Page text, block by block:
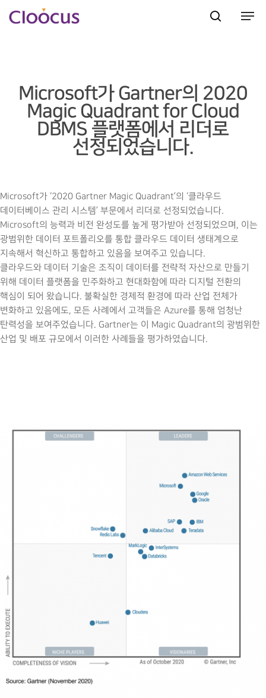
Microsoft가 Gartner의 2020
Magic Quadrant for Cloud
DBMS 플랫폼에서 리더로
선정되었습니다.
Microsoft가 ‘2020 Gartner Magic Quadrant’의 ‘클라우드
데이터베이스 관리 시스템’ 부문에서 리더로 선정되었습니다.
Microsoft의 능력과 비전 완성도를 높게 평가받아 선정되었으며, 이는
광범위한 데이터 포트폴리오를 통합 클라우드 데이터 생태계으로
지속해서 혁신하고 통합하고 있음을 보여주고 있습니다.
클라우드와 데이터 기술은 조직이 데이터를 전략적 자산으로 만들기
위해 데이터 플랫폼을 민주화하고 현대화함에 따라 디지털 전환의
핵심이 되어 왔습니다. 불확실한 경제적 환경에 따라 산업 전체가
변화하고 있음에도, 모든 사례에서 고객들은 Azure를 통해 엄청난
탄력성을 보여주었습니다. Gartner는 이 Magic Quadrant의 광범위한
산업 및 배포 규모에서 이러한 사례들을 평가하였습니다.